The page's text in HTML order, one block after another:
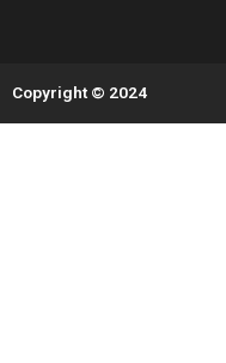
Copyright © 2024